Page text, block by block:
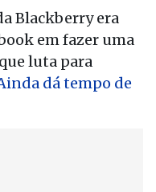
Blackberry era
em fazer uma
luta para
dá tempo de